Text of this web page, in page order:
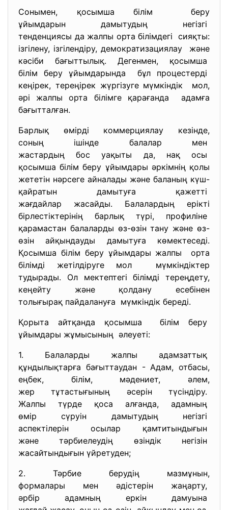
Сонымен, қосымша білім беру
ұйымдарын дамытудың негізгі
тенденциясы да жалпы орта білімдегі сияқты:
ізгілену, ізгілендіру, демократизациялау және
кәсіби бағыттылық. Дегенмен, қосымша
білім беру ұйымдарында бұл процестерді
кеңірек, тереңірек жүргізуге мүмкіндік мол,
әрі жалпы орта білімге қарағанда адамға
бағытталған.
Барлық өмірді коммерциялау кезінде,
соның ішінде балалар мен
жастардың бос уақыты да, нақ осы
қосымша білім беру ұйымдары әркімнің қолы
жететін нәрсеге айналады және баланың күш-
қайратын дамытуға қажетті
жағдайлар жасайды. Балалардың ерікті
бірлестіктерінің барлық түрі, профиліне
қарамастан балаларды өз-өзін тану және өз-
өзін айқындауды дамытуға көмектеседі.
Қосымша білім беру ұйымдары жалпы орта
білімді жетілдіруге мол мүмкіндіктер
тудырады. Ол мектептегі білімді тереңдету,
кеңейту және қолдану есебінен
толығырақ пайдалануға мүмкіндік береді.
Қорыта айтқанда қосымша білім беру
ұйымдары жұмысының әлеуеті:
1. Балаларды жалпы адамзаттық
құндылықтарға бағыттаудан - Адам, отбасы,
еңбек, білім, мәдениет, әлем,
жер тұтастығының әсерін түсіндіру.
Жалпы түрде қоса алғанда, адамның
өмір сүруін дамытудың негізгі
аспектілерін осылар қамтитындығын
және тәрбиелеудің өзіндік негізін
жасайтындығын үйретуден;
2. Тәрбие берудің мазмұнын,
формалары мен әдістерін жаңарту,
әрбір адамның еркін дамуына